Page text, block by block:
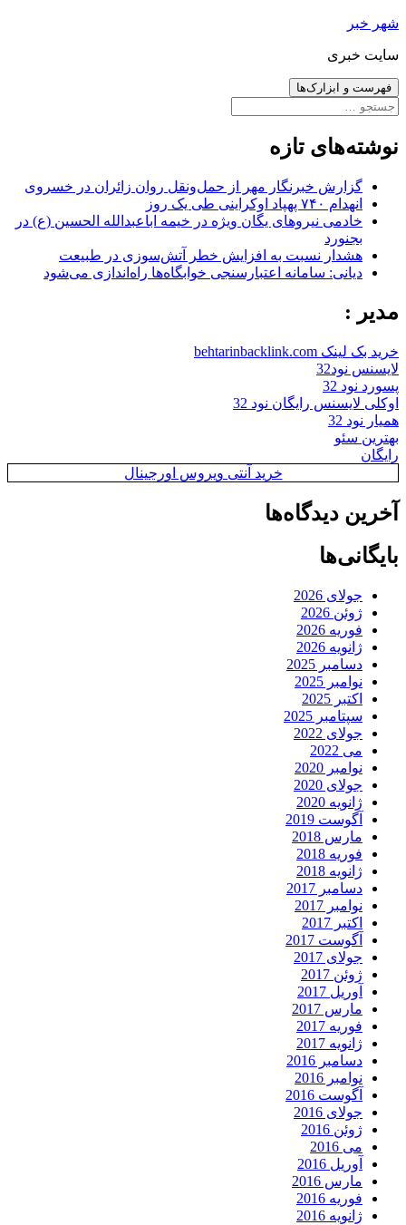
رفتن
نوشته‌ها
شهر خبر
سایت خبری
فهرست و ابزارک‌ها
جستجو
نوشته‌های تازه
گزارش خبرنگار مهر از حمل‌ونقل روان زائران در خسروی
انهدام ۷۴۰ پهپاد اوکراینی طی یک روز
خادمی نیروهای یگان ویژه در خیمه اباعبدالله الحسین (ع) در
بجنورد
هشدار نسبت به افزایش خطر آتش‌سوزی در طبیعت
دیانی: سامانه اعتبارسنجی خوابگاه‌ها راه‌اندازی می‌شود
مدیر :
خرید بک لینک behtarinbacklink.com
لایسنس نود32
پسورد نود 32
اوکلی لایسنس رایگان نود 32
همیار نود 32
بهترین سئو
رایگان
خرید آنتی ویروس اورجینال
آخرین دیدگاه‌ها
بایگانی‌ها
جولای 2026
ژوئن 2026
فوریه 2026
ژانویه 2026
دسامبر 2025
نوامبر 2025
اکتبر 2025
سپتامبر 2025
جولای 2022
می 2022
نوامبر 2020
جولای 2020
ژانویه 2020
آگوست 2019
مارس 2018
فوریه 2018
ژانویه 2018
دسامبر 2017
نوامبر 2017
اکتبر 2017
آگوست 2017
جولای 2017
ژوئن 2017
آوریل 2017
مارس 2017
فوریه 2017
ژانویه 2017
دسامبر 2016
نوامبر 2016
آگوست 2016
جولای 2016
ژوئن 2016
می 2016
آوریل 2016
مارس 2016
فوریه 2016
ژانویه 2016